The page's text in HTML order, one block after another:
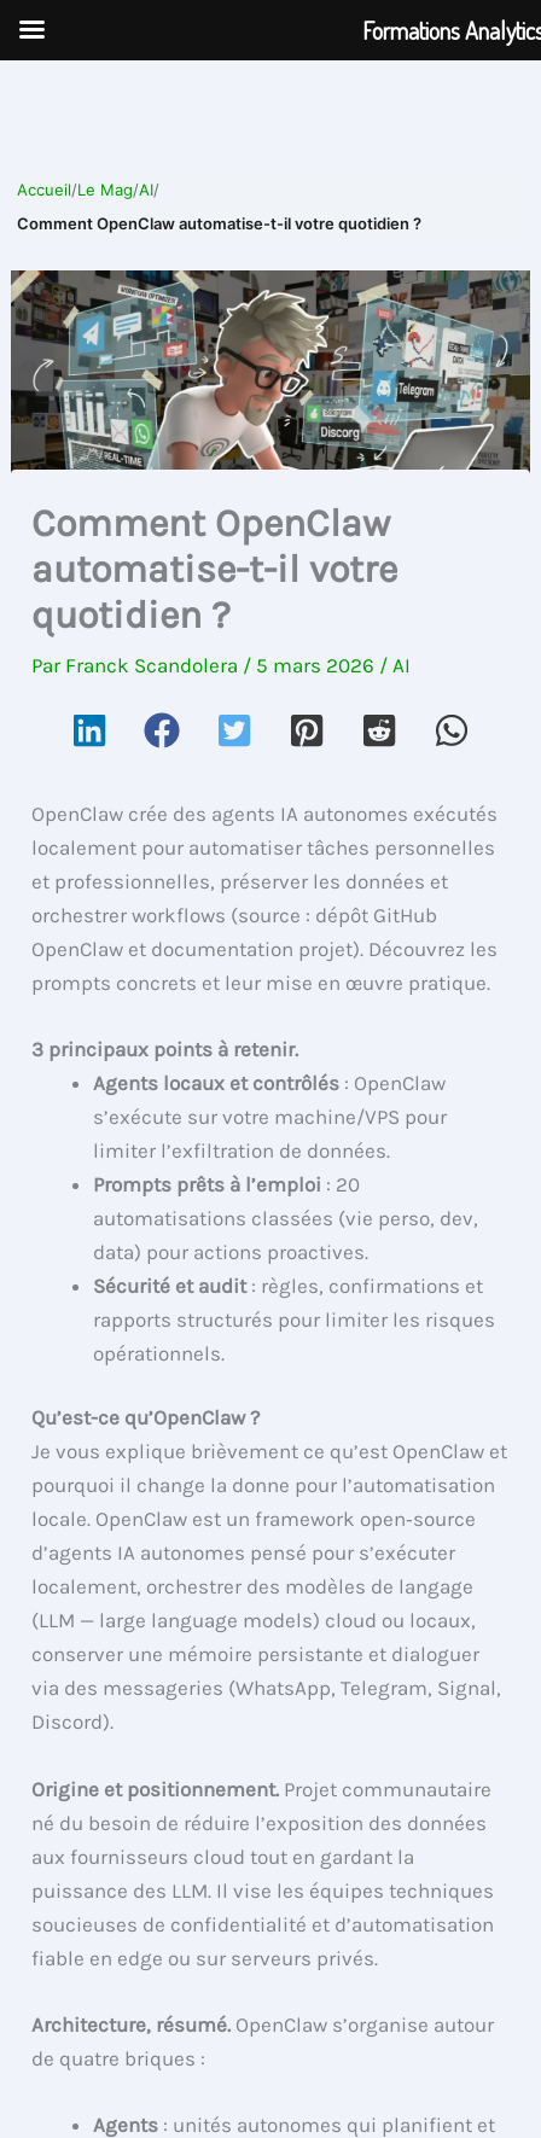
Aller
Accueil/Le Mag/AI/
Comment OpenClaw automatise-t-il votre quotidien ?
Comment OpenClaw
automatise-t-il votre
quotidien ?
Par Franck Scandolera / 5 mars 2026 / AI
OpenClaw crée des agents IA autonomes exécutés
localement pour automatiser tâches personnelles
et professionnelles, préserver les données et
orchestrer workflows (source : dépôt GitHub
OpenClaw et documentation projet). Découvrez les
prompts concrets et leur mise en œuvre pratique.
3 principaux points à retenir.
Agents locaux et contrôlés : OpenClaw
s’exécute sur votre machine/VPS pour
limiter l’exfiltration de données.
Prompts prêts à l’emploi : 20
automatisations classées (vie perso, dev,
data) pour actions proactives.
Sécurité et audit: règles, confirmations et
rapports structurés pour limiter les risques
opérationnels.
Qu’est-ce qu’OpenClaw ?
Je vous explique brièvement ce qu’est OpenClaw et
pourquoi il change la donne pour l’automatisation
locale. OpenClaw est un framework open‑source
d’agents IA autonomes pensé pour s’exécuter
localement, orchestrer des modèles de langage
(LLM — large language models) cloud ou locaux,
conserver une mémoire persistante et dialoguer
via des messageries (WhatsApp, Telegram, Signal,
Discord).
Origine et positionnement. Projet communautaire
né du besoin de réduire l’exposition des données
aux fournisseurs cloud tout en gardant la
puissance des LLM. Il vise les équipes techniques
soucieuses de confidentialité et d’automatisation
fiable en edge ou sur serveurs privés.
Architecture, résumé. OpenClaw s’organise autour
de quatre briques :
Agents : unités autonomes qui planifient et
Formations